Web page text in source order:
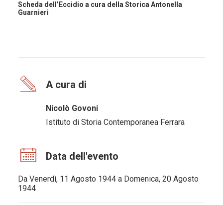
Scheda dell’Eccidio a cura della Storica Antonella
Guarnieri
A cura di
Nicolò Govoni
Istituto di Storia Contemporanea Ferrara
Data dell'evento
Da Venerdì, 11 Agosto 1944 a Domenica, 20 Agosto
1944